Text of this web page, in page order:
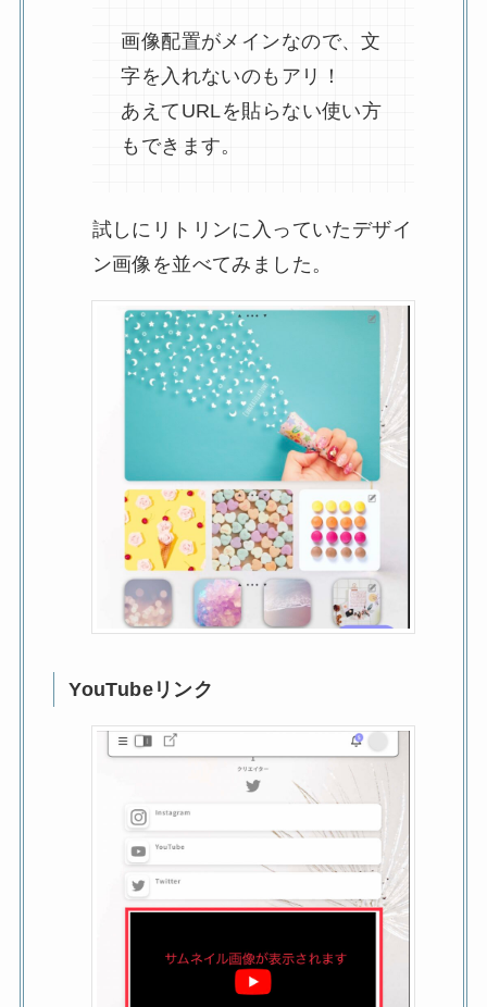
画像配置がメインなので、文
字を入れないのもアリ！
あえてURLを貼らない使い方
もできます。
試しにリトリンに入っていたデザイ
ン画像を並べてみました。
YouTubeリンク